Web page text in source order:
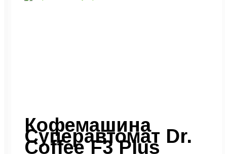
Кофемашина
Суперавтомат Dr.
Coffee F3 Plus